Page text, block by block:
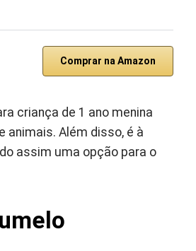
Comprar na Amazon
criança de 1 ano menina
animais. Além disso, é à
assim uma opção para o